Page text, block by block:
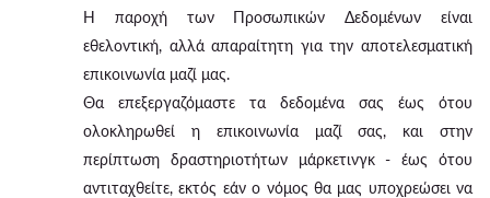
Η παροχή των Προσωπικών Δεδομένων είναι
εθελοντική, αλλά απαραίτητη για την αποτελεσματική
επικοινωνία μαζί μας.
Θα επεξεργαζόμαστε τα δεδομένα σας έως ότου
ολοκληρωθεί η επικοινωνία μαζί σας, και στην
περίπτωση δραστηριοτήτων μάρκετινγκ - έως ότου
αντιταχθείτε, εκτός εάν ο νόμος θα μας υποχρεώσει να